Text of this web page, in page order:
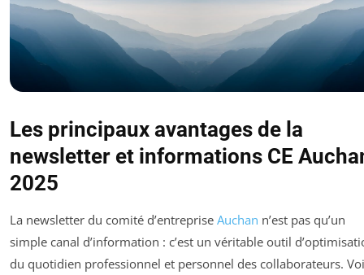
Les principaux avantages de la
newsletter et informations CE
2025
La newsletter du comité d’entreprise Auchan n’est pas qu’un
simple canal d’information : c’est un véritable outil
du quotidien professionnel et personnel des collaborateurs.